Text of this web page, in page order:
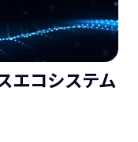
エコシステム